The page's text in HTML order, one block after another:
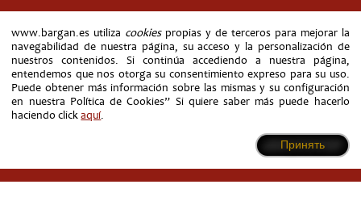
www.bargan.es utiliza cookiespropias y de terceros para mejorar la
navegabilidad de nuestra página, su acceso y la personalización de
nuestros contenidos. Si continúa accediendo a nuestra página,
entendemos que nos otorga su consentimiento expreso para su uso.
Puede obtener más información sobre las mismas y su configuración
en nuestra Política de Cookies” Si quiere saber más puede hacerlo
haciendo clickaquí.
Принять